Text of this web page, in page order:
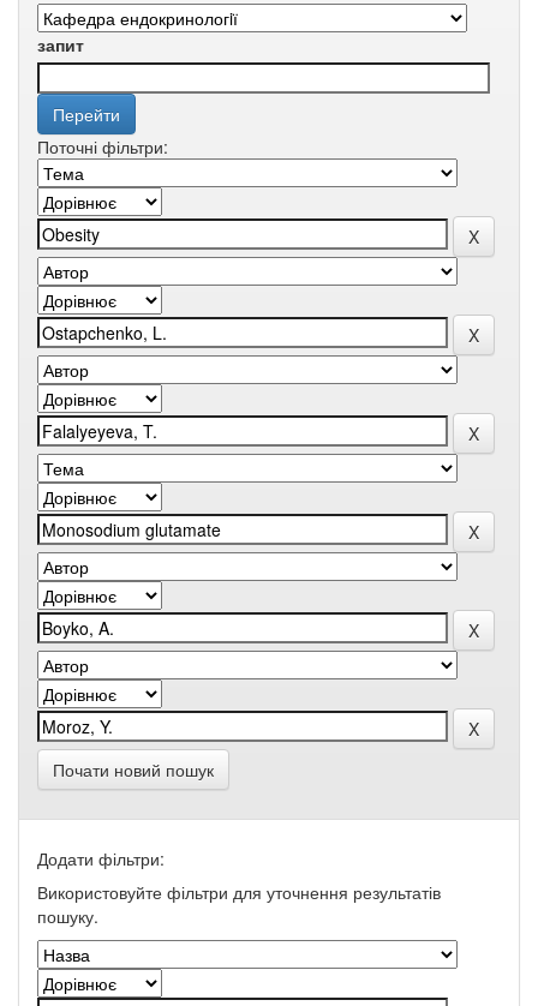
запит
Поточні фільтри:
Почати новий пошук
Додати фільтри:
Використовуйте фільтри для уточнення результатів
пошуку.